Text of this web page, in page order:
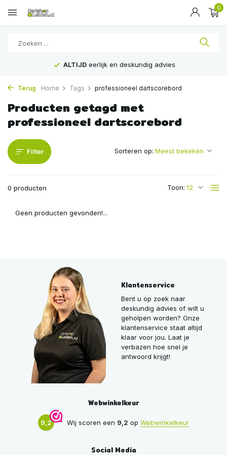
0
ALTIJD eerlijk en deskundig advies
Terug Home Tags professioneel dartscorebord
Producten getagd met
professioneel dartscorebord
Filter
0 producten Toon:
Sorteren op:
Geen producten gevonden!...
Klantenservice
Bent u op zoek naar
deskundig advies of wilt u
geholpen worden? Onze
klantenservice staat altijd
klaar voor jou. Laat je
verbazen hoe snel je
antwoord krijgt!
Webwinkelkeur
9,2 Wij scoren een 9,2 op Webwinkelkeur
Social Media